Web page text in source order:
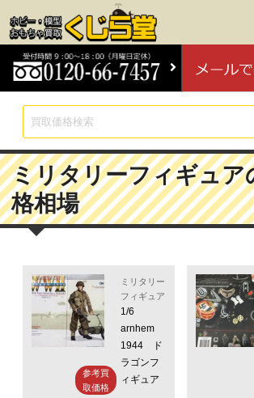
ミリタリーフィギュア
格相場
ミリタリー
フィギュア
1/6
arnhem
1944 ド
ラゴンフ
ィギュア
参考買
取価格